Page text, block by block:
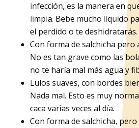
infección, es la manera en
limpia. Bebe mucho líquido
el perdido o te deshidratarás.
Con forma de salchicha pero
No es tan grave como las
no te haría mal más agua y
Lulos suaves, con bordes
Nada mal. Esto es muy
caca varias veces al día.
Con forma de salchicha, pero